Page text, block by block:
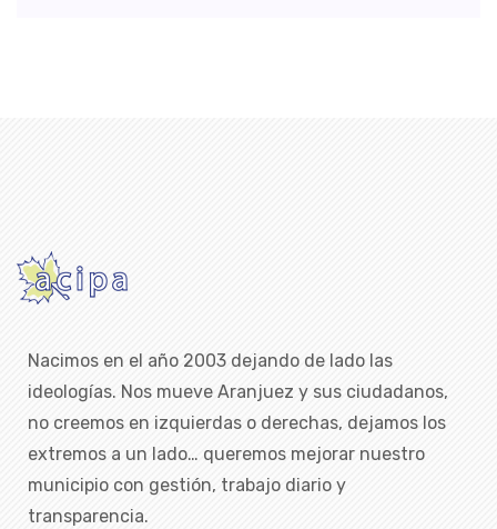
Nacimos en el año 2003 dejando de lado las
ideologías. Nos mueve Aranjuez y sus ciudadanos,
no creemos en izquierdas o derechas, dejamos los
extremos a un lado… queremos mejorar nuestro
municipio con gestión, trabajo diario y
transparencia.